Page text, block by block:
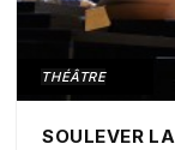
THÉÂTRE
SOULEVER